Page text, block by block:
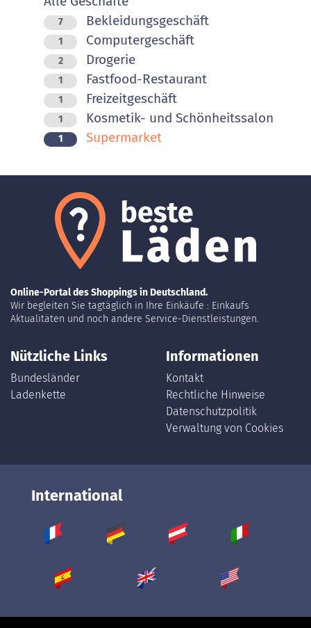
7 Bekleidungsgeschäft
1 Computergeschäft
2 Drogerie
1 Fastfood-Restaurant
1 Freizeitgeschäft
1 Kosmetik- und Schönheitssalon
1 Supermarket
Online-Portal des Shoppings in Deutschland.
Wir begleiten Sie tagtäglich in Ihre Einkäufe : Einkaufs
Aktualitäten und noch andere Service-Dienstleistungen.
Nützliche Links
Bundesländer
Ladenkette
Informationen
Kontakt
Rechtliche Hinweise
Datenschutzpolitik
Verwaltung von Cookies
International